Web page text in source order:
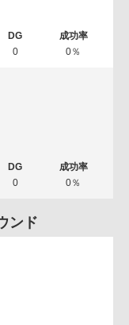
0 0％
0 0％
ンド